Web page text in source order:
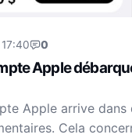
0
Apple
Apple arrive dans
Cela